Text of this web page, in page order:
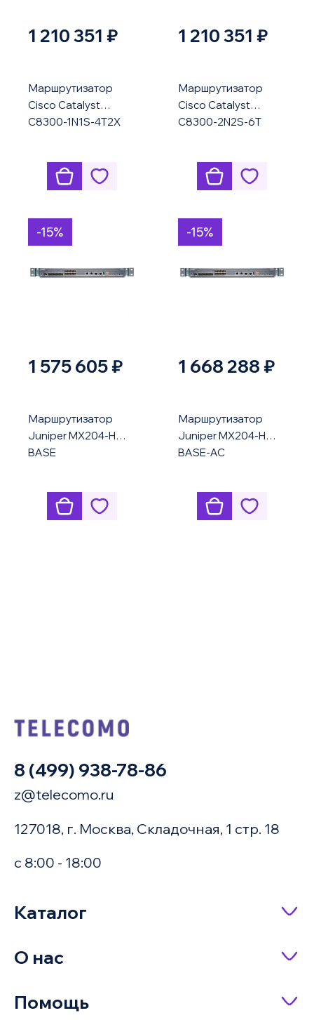
1 210 351 ₽
Маршрутизатор
Cisco Catalyst
C8300-1N1S-4T2X
1 210 351 ₽
Маршрутизатор
Cisco Catalyst
C8300-2N2S-6T
-15%
1 575 605 ₽
Маршрутизатор
Juniper MX204-HW-
BASE
-15%
1 668 288 ₽
Маршрутизатор
Juniper MX204-HW-
BASE-AC
8 (499) 938-78-86
z@telecomo.ru
127018, г. Москва, Складочная, 1 стр. 18
с 8:00 - 18:00
Каталог
IP-телефония
О нас
Помощь
Имя